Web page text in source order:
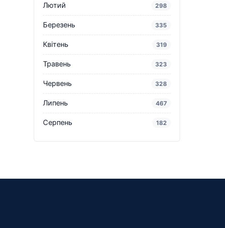
Лютий 298
Березень 335
Квітень 319
Травень 323
Червень 328
Липень 467
Серпень 182